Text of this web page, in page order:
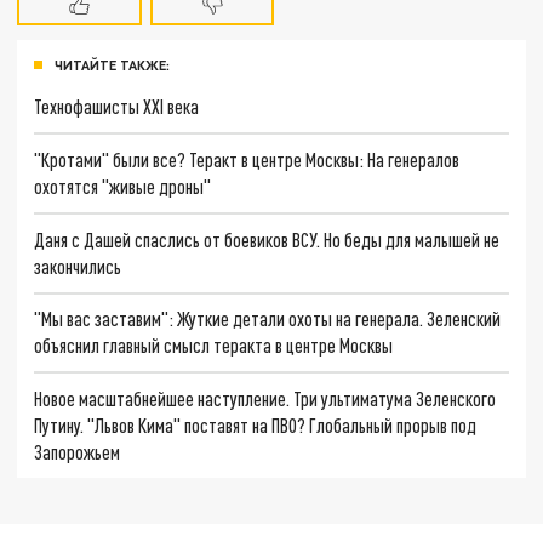
ЧИТАЙТЕ ТАКЖЕ:
Технофашисты XXI века
"Кротами" были все? Теракт в центре Москвы: На генералов
охотятся "живые дроны"
Даня с Дашей спаслись от боевиков ВСУ. Но беды для малышей не
закончились
"Мы вас заставим": Жуткие детали охоты на генерала. Зеленский
объяснил главный смысл теракта в центре Москвы
Новое масштабнейшее наступление. Три ультиматума Зеленского
Путину. "Львов Кима" поставят на ПВО? Глобальный прорыв под
Запорожьем